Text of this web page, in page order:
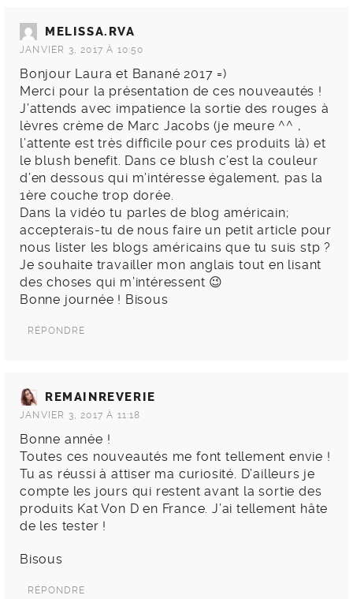
MELISSA.RVA
JANVIER 3, 2017 À 10:50
Bonjour Laura et Banané 2017 =)
Merci pour la présentation de ces nouveautés !
J’attends avec impatience la sortie des rouges à
lèvres crème de Marc Jacobs (je meure ^^ ,
l’attente est très difficile pour ces produits là) et
le blush benefit. Dans ce blush c’est la couleur
d’en dessous qui m’intéresse également, pas la
1ère couche trop dorée.
Dans la vidéo tu parles de blog américain;
accepterais-tu de nous faire un petit article pour
nous lister les blogs américains que tu suis stp ?
Je souhaite travailler mon anglais tout en lisant
des choses qui m’intéressent 😉
Bonne journée ! Bisous
RÉPONDRE
REMAINREVERIE
JANVIER 3, 2017 À 11:18
Bonne année !
Toutes ces nouveautés me font tellement envie !
Tu as réussi à attiser ma curiosité. D’ailleurs je
compte les jours qui restent avant la sortie des
produits Kat Von D en France. J’ai tellement hâte
de les tester !
Bisous
RÉPONDRE